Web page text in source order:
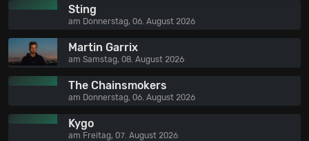
Sting
am Donnerstag, 06. August 2026
Martin Garrix
am Samstag, 08. August 2026
The Chainsmokers
am Donnerstag, 06. August 2026
Kygo
am Freitag, 07. August 2026